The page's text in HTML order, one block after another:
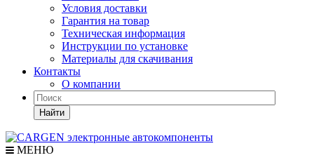
Условия доставки
Гарантия на товар
Техническая информация
Инструкции по установке
Материалы для скачивания
Контакты
О компании
Найти
МЕНЮ